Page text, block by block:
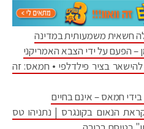
חשאית משמעותית במדינה
הפעם על ידי הצבא האמריקני
בציר פילדלפי • חמאס: זה
חמאס – אינם בחיים
הנאום בקונגרס | נתניהו טס